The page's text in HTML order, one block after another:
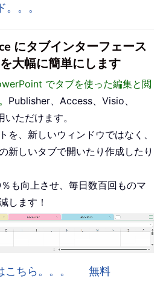
。。
にタブインターフェース
大幅に簡単にします
でタブを使った編集と閲
Publisher、Access、Visio、
ただけます。
を、新しいウィンドウではなく、
新しいタブで開いたり作成したり
も向上させ、毎日数百回ものマ
します！
ちら。。。
無料